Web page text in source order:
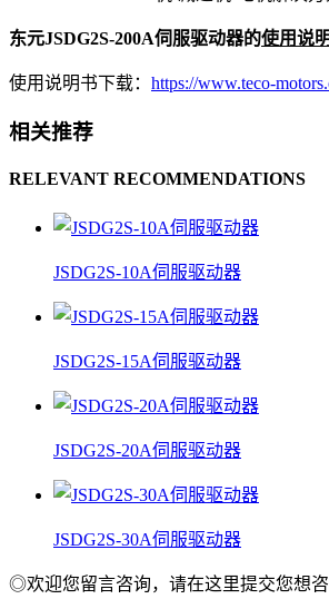
东元JSDG2S-200A伺服驱动器的使用说
使用说明书下载： https://www.teco-
相关推荐
RELEVANT RECOMMENDATIONS
JSDG2S-10A伺服驱动器
JSDG2S-15A伺服驱动器
JSDG2S-20A伺服驱动器
JSDG2S-30A伺服驱动器
◎欢迎您留言咨询，请在这里提交您想咨